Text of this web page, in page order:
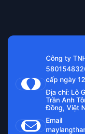
Công ty
cấp ngày
Địa chỉ: Lô
Trần Anh
Đồng, Việt
Email